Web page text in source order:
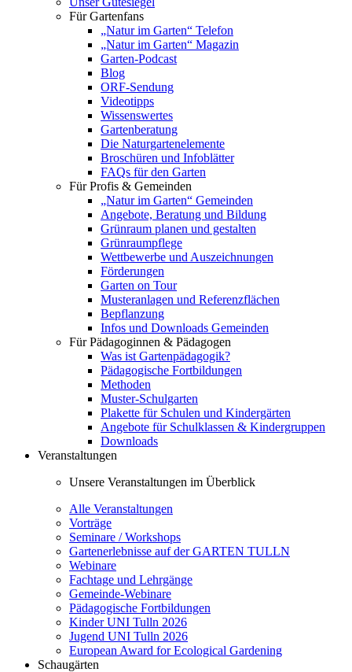
Für Gartenfans
„Natur im Garten“ Telefon
„Natur im Garten“ Magazin
Garten-Podcast
Blog
ORF-Sendung
Videotipps
Wissenswertes
Gartenberatung
Die Naturgartenelemente
Broschüren und Infoblätter
FAQs für den Garten
Für Profis & Gemeinden
„Natur im Garten“ Gemeinden
Angebote, Beratung und Bildung
Grünraum planen und gestalten
Grünraumpflege
Wettbewerbe und Auszeichnungen
Förderungen
Garten on Tour
Musteranlagen und Referenzflächen
Bepflanzung
Infos und Downloads Gemeinden
Für Pädagoginnen & Pädagogen
Was ist Gartenpädagogik?
Pädagogische Fortbildungen
Methoden
Muster-Schulgarten
Plakette für Schulen und Kindergärten
Angebote für Schulklassen & Kindergruppen
Downloads
Veranstaltungen
Unsere Veranstaltungen im Überblick
Alle Veranstaltungen
Vorträge
Seminare / Workshops
Gartenerlebnisse auf der GARTEN TULLN
Webinare
Fachtage und Lehrgänge
Gemeinde-Webinare
Pädagogische Fortbildungen
Kinder UNI Tulln 2026
Jugend UNI Tulln 2026
European Award for Ecological Gardening
Schaugärten